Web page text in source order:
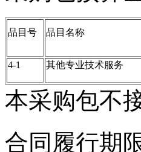
品目号 品目名称
4-1 其他专业技术服务
本采购包不
合同履行期